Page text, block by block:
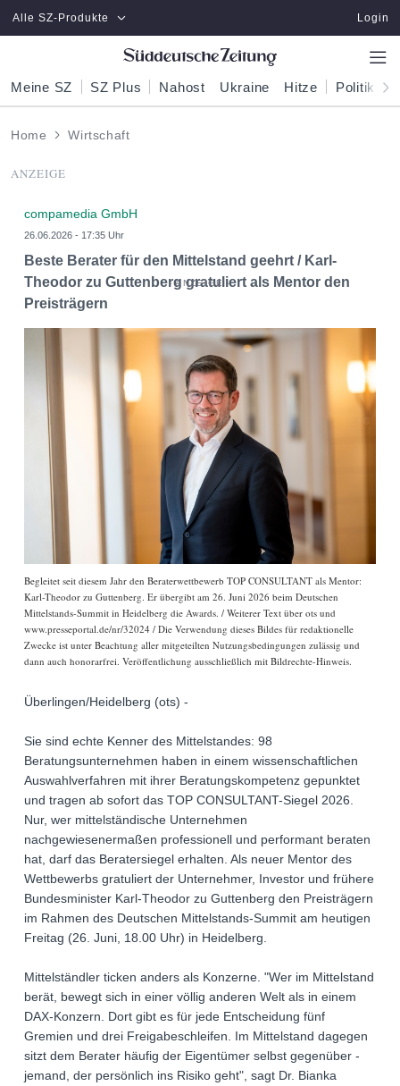
Zum Hauptinhalt springen
Alle SZ-Produkte Login
Meine SZ SZ Plus Nahost Ukraine Hitze Politik
Home Wirtschaft
ANZEIGE
compamedia GmbH
26.06.2026 - 17:35 Uhr
Beste Berater für den Mittelstand geehrt / Karl-
Theodor zu Guttenberg gratuliert als Mentor den
Preisträgern
Begleitet seit diesem Jahr den Beraterwettbewerb TOP CONSULTANT als Mentor:
Karl-Theodor zu Guttenberg. Er übergibt am 26. Juni 2026 beim Deutschen
Mittelstands-Summit in Heidelberg die Awards. / Weiterer Text über ots und
www.presseportal.de/nr/32024 / Die Verwendung dieses Bildes für redaktionelle
Zwecke ist unter Beachtung aller mitgeteilten Nutzungsbedingungen zulässig und
dann auch honorarfrei. Veröffentlichung ausschließlich mit Bildrechte-Hinweis.
Überlingen/Heidelberg (ots) -
Sie sind echte Kenner des Mittelstandes: 98
Beratungsunternehmen haben in einem wissenschaftlichen
Auswahlverfahren mit ihrer Beratungskompetenz gepunktet
und tragen ab sofort das TOP CONSULTANT-Siegel 2026.
Nur, wer mittelständische Unternehmen
nachgewiesenermaßen professionell und performant beraten
hat, darf das Beratersiegel erhalten. Als neuer Mentor des
Wettbewerbs gratuliert der Unternehmer, Investor und frühere
Bundesminister Karl-Theodor zu Guttenberg den Preisträgern
im Rahmen des Deutschen Mittelstands-Summit am heutigen
Freitag (26. Juni, 18.00 Uhr) in Heidelberg.
Mittelständler ticken anders als Konzerne. "Wer im Mittelstand
berät, bewegt sich in einer völlig anderen Welt als in einem
DAX-Konzern. Dort gibt es für jede Entscheidung fünf
Gremien und drei Freigabeschleifen. Im Mittelstand dagegen
sitzt dem Berater häufig der Eigentümer selbst gegenüber -
jemand, der persönlich ins Risiko geht", sagt Dr. Bianka